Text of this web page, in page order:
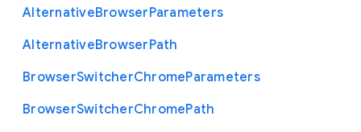
AlternativeBrowserParameters
AlternativeBrowserPath
BrowserSwitcherChromeParameters
BrowserSwitcherChromePath